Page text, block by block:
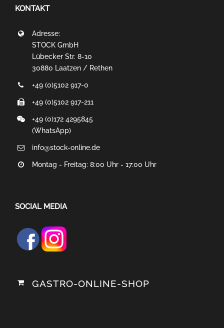
KONTAKT
Adresse:
STOCK GmbH
Lübecker Str. 8-10
30880 Laatzen / Rethen
+49 (0)5102 917-0
+49 (0)5102 917-211
+49 (0)172 4295845
(WhatsApp)
info@stock-online.de
Montag - Freitag: 8:00 Uhr - 17:00 Uhr
SOCIAL MEDIA
GASTRO-ONLINE-SHOP